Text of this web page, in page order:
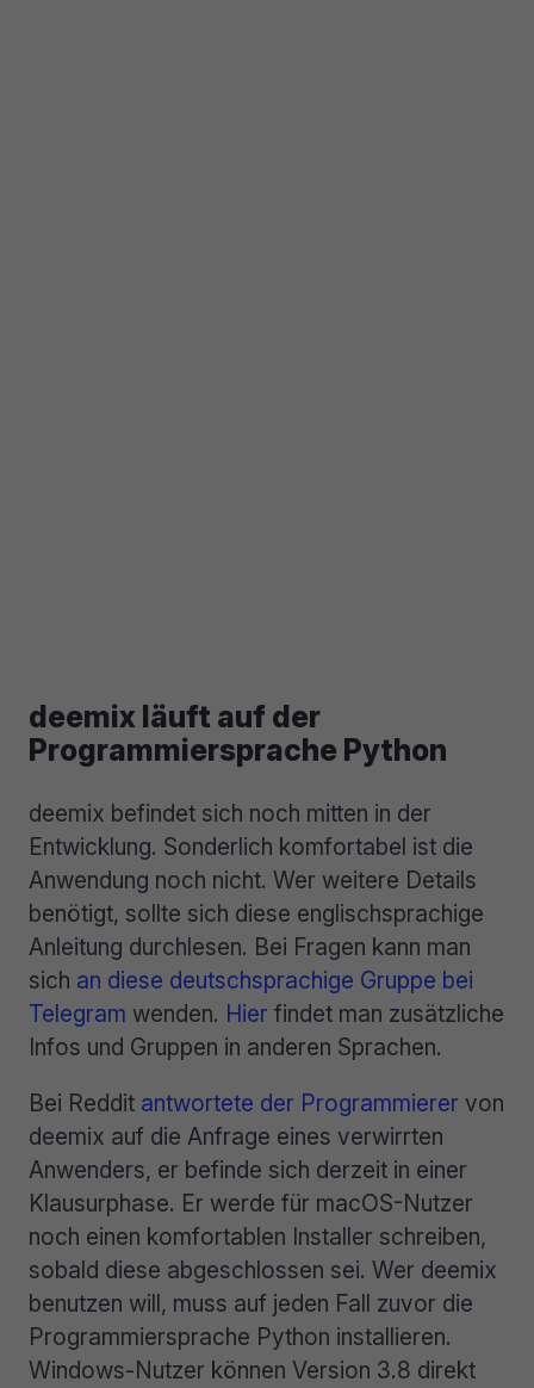
deemix läuft auf der
Programmiersprache Python
deemix befindet sich noch mitten in der
Entwicklung. Sonderlich komfortabel ist die
Anwendung noch nicht. Wer weitere Details
benötigt, sollte sich diese englischsprachige
Anleitung durchlesen. Bei Fragen kann man
sich an diese deutschsprachige Gruppe bei
Telegram wenden. Hier findet man zusätzliche
Infos und Gruppen in anderen Sprachen.
Bei Reddit antwortete der Programmierer von
deemix auf die Anfrage eines verwirrten
Anwenders, er befinde sich derzeit in einer
Klausurphase. Er werde für macOS-Nutzer
noch einen komfortablen Installer schreiben,
sobald diese abgeschlossen sei. Wer deemix
benutzen will, muss auf jeden Fall zuvor die
Programmiersprache Python installieren.
Windows-Nutzer können Version 3.8 direkt